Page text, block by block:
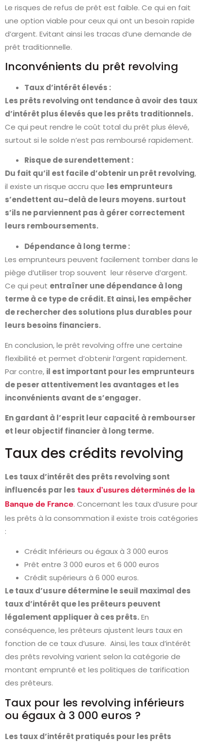
Le risques de refus de prêt est faible. Ce qui en fait
une option viable pour ceux qui ont un besoin rapide
d’argent. Evitant ainsi les tracas d’une demande de
prêt traditionnelle.
Inconvénients du prêt revolving
Taux d’intérêt élevés :
Les prêts revolving ont tendance à avoir des taux
d’intérêt plus élevés que les prêts traditionnels.
Ce qui peut rendre le coût total du prêt plus élevé,
surtout si le solde n’est pas remboursé rapidement.
Risque de surendettement :
Du fait qu’il est facile d’obtenir un prêt revolving,
il existe un risque accru que les emprunteurs
s’endettent au-delà de leurs moyens. surtout
s’ils ne parviennent pas à gérer correctement
leurs remboursements.
Dépendance à long terme :
Les emprunteurs peuvent facilement tomber dans le
piège d’utiliser trop souvent leur réserve d’argent.
Ce qui peut entraîner une dépendance à long
terme à ce type de crédit. Et ainsi, les empêcher
de rechercher des solutions plus durables pour
leurs besoins financiers.
En conclusion, le prêt revolving offre une certaine
flexibilité et permet d’obtenir l’argent rapidement.
Par contre, il est important pour les emprunteurs
de peser attentivement les avantages et les
inconvénients avant de s’engager.
En gardant à l’esprit leur capacité à rembourser
et leur objectif financier à long terme.
Taux des crédits revolving
Les taux d’intérêt des prêts revolving sont
influencés par les taux d’usures déterminés de la
Banque de France. Concernant les taux d’usure pour
les prêts à la consommation il existe trois catégories
:
Crédit Inférieurs ou égaux à 3 000 euros
Prêt entre 3 000 euros et 6 000 euros
Crédit supérieurs à 6 000 euros.
Le taux d’usure détermine le seuil maximal des
taux d’intérêt que les prêteurs peuvent
légalement appliquer à ces prêts.En
conséquence, les prêteurs ajustent leurs taux en
fonction de ce taux d’usure. Ainsi, les taux d’intérêt
des prêts revolving varient selon la catégorie de
montant emprunté et les politiques de tarification
des prêteurs.
Taux pour les revolving inférieurs
ou égaux à 3 000 euros ?
Les taux d’intérêt pratiqués pour les prêts